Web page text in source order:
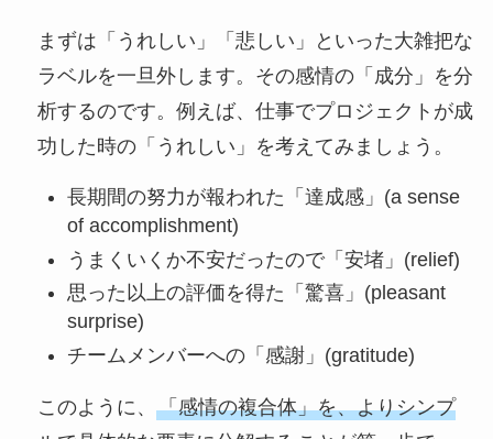
まずは「うれしい」「悲しい」といった大雑把な
ラベルを一旦外します。その感情の「成分」を分
析するのです。例えば、仕事でプロジェクトが成
功した時の「うれしい」を考えてみましょう。
長期間の努力が報われた「達成感」(a sense
of accomplishment)
うまくいくか不安だったので「安堵」(relief)
思った以上の評価を得た「驚喜」(pleasant
surprise)
チームメンバーへの「感謝」(gratitude)
このように、 「感情の複合体」を、よりシンプ